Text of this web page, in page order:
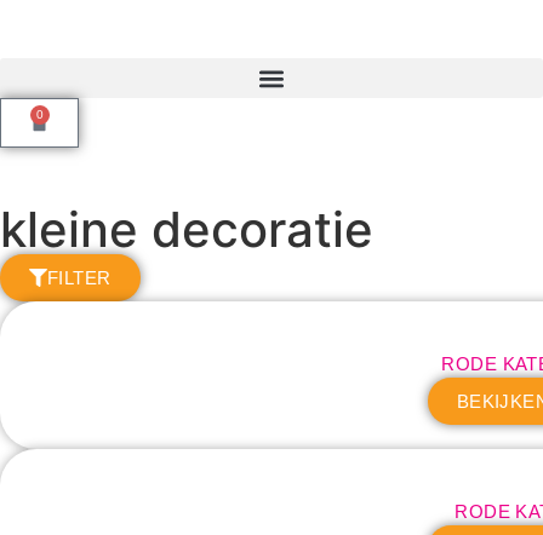
0
kleine decoratie
FILTER
RODE
RODE